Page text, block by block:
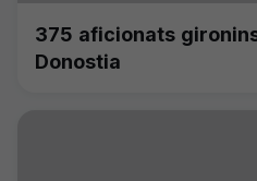
375 aficionats
Donostia